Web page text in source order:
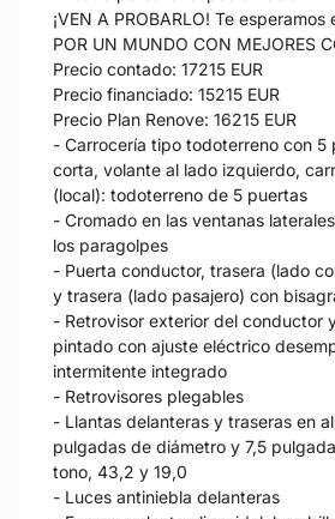
¡VEN A PROBARLO! Te esperamos
POR UN MUNDO CON MEJORES
Precio contado: 17215 EUR
Precio financiado: 15215 EUR
Precio Plan Renove: 16215 EUR
- Carrocería tipo todoterreno con 5
corta, volante al lado izquierdo,
(local): todoterreno de 5 puertas
- Cromado en las ventanas
los paragolpes
- Puerta conductor, trasera (lado
y trasera (lado pasajero) con
- Retrovisor exterior del conductor
pintado con ajuste eléctrico
intermitente integrado
- Retrovisores plegables
- Llantas delanteras y traseras en
pulgadas de diámetro y 7,5
tono, 43,2 y 19,0
- Luces antiniebla delanteras